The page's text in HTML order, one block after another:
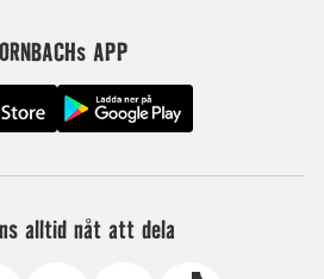
APP
alltid nåt att dela